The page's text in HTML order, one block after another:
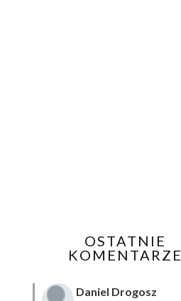
OSTATNIE
KOMENTARZE
Daniel Drogosz